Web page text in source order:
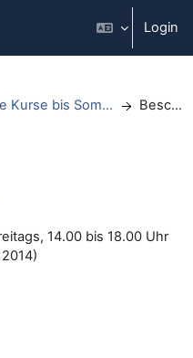
Login
Ältere Kurse bis Sommersemester 2021 Beschreibung
14.00 bis 18.00 Uhr